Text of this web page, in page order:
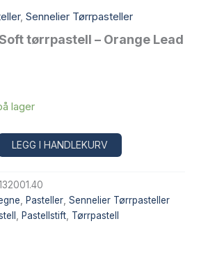
, Sennelier Tørrpasteller
tørrpastell – Orange Lead
lager
LEGG I HANDLEKURV
Pasteller Sennelier Tørrpasteller
Pastellstift Tørrpastell